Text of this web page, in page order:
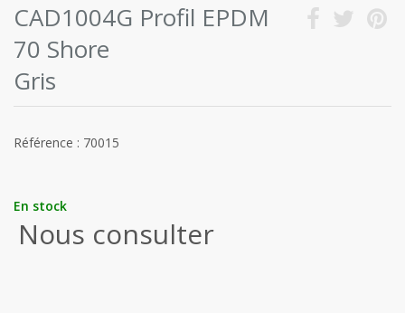
CAD1004G Profil EPDM
70 Shore
Gris
Référence : 70015
En stock
Nous consulter